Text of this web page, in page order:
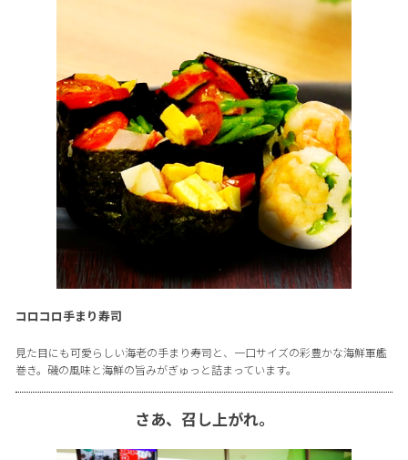
コロコロ手まり寿司
見た目にも可愛らしい海老の手まり寿司と、一口サイズの彩豊かな海鮮軍艦
巻き。磯の風味と海鮮の旨みがぎゅっと詰まっています。
さあ、召し上がれ。